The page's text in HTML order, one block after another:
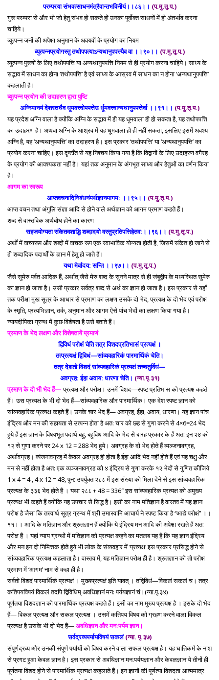
परम्परया संभवत्साधनमंत्रैवान्तभविनीयं।।८६।। (प.मु.तृ.प.)
गुरू परम्परा से और भी जो हेतु संभव हो सकते हों उनका पूर्वोक्त साधनों में ही अंतर्भाव करना
चाहिये।
व्युत्पन्न जनों की अपेक्षा अनुमान के अवयवों के प्रयोग का नियम
व्युत्पन्नप्रयोगस्तु तथोपपत्याऽन्यथानुपपत्त्यैव वा ।।९०।। (प.मु.तृ.प.)
व्युत्पन्न पुरूषों के लिए तथोपपत्ति या अन्यथानुपपत्ति नियम से ही प्रयोग करना चाहिये। साध्य के
सद्भाव में साधन का होना ‘तथोपपत्ति’ है एवं साध्य के आस्रव में साधन का न होना ‘अन्यथानुपपत्ति’
कहलाती है।
व्युत्पन्न प्रयोग की उदाहरण द्वारा पुष्टि
अग्निमानयं देशस्तथैव धूमवत्त्वोपपत्तेउ र्धूमवत्त्वान्यथानुपपत्तेर्वा ।।९१।। (प.मु.तृ.प.)
यह प्रदेश अग्नि वाला है क्योंकि अग्नि के सद्भाव में ही यह धूमवाला ही हो सकता है, यह तथोपपत्ति
का उदाहरण है। अथवा अग्नि के आश्रव में यह धूमवाला हो ही नहीं सकता, इसलिए इसमें अवश्य
अग्नि है, यह ‘अन्यथानुपपत्ति’ का उदाहरण है। इस प्रकार ‘तथोपपत्ति’ या ‘अन्यथानुपपत्ति’ का
प्रयोग करना चाहिए। इस दृष्टाँत से यह निश्चय किया गया है कि विद्वानों के लिए उदाहरण वगैरह
के प्रयोग की आवश्यकता नहीं है। यहां तक अनुमान के अंगभूत साध्य और हेतुओं का वर्णन किया
है।
आगम का स्वरूप
आप्तवचनादिनिबंधनंमर्थज्ञानमागम: ।।९५।। (प.मु.तृ.प.)
आप्त वचन तथा अंगुलि संज्ञा आदि से होने वाले अर्थज्ञान को आगम प्रमाण कहते हैं।
शब्द से वास्तविक अर्थबोध होने का कारण
सहजयोग्यता संकेतवशाद्धि शब्दादयो वस्तुप्रतिपत्तिहेतव:।।९६।। (प.मु.तृ.प.)
अर्थों में वाच्यरूप और शब्दों में वाचक रूप एक स्वाभाविक योग्यता होती है, जिसमें संकेत हो जाने से
ही शब्दादिक पदार्थों के ज्ञान में हेतु हो जाते हैं।
यथा मेर्वादय: सन्ति ।।९७।। (प.मु.तृ.प.)
जैसे सुमेरु पर्वत आदिक हैं, अर्थात् जैसे मेरु शब्द के सुनने मात्र से ही जंबूद्वीप के मध्यस्थित सुमेरु
का ज्ञान हो जाता है। उसी प्रकार सर्वत्र शब्द से अर्थ का ज्ञान हो जाता है। इस प्रकार से यहाँ
तक परीक्षा मुख सूत्र के आधार से प्रमाण का लक्षण उसके दो भेद, प्रत्यक्ष के दो भेद एवं परोक्ष
के स्मृति, प्रत्यभिज्ञान, तर्क, अनुमान और आगम ऐसे पांच भेदों का लक्षण किया गया है।
न्यायदीपिका ग्रन्थ में कुछ विशेषता है उसे बताते हैं।
प्रमाण के भेद लक्षण और विशेषतायें प्रमाणं
द्विविधं परोक्षं चेति तत्र विशदप्रतिभासं प्रत्यक्षं ।
तत्प्रत्यक्षं द्विविधं—सांव्यवहारिकं पारमार्थिकं चेति।
तत्र देशतो विशदं सांव्यवहारिकं प्रत्यक्षं तच्चतुर्विधं—
अवग्रह: ईहा अवाय: धारणा चेति। (न्या.पृ.३१)
प्रमाण के दो भी भेद हैं—प्रत्यक्ष और परोक्ष। उनमें विशद—स्पष्ट प्रतिभास को प्रत्यक्ष कहते
हैं। उस प्रत्यक्ष के भी दो भेद हैं—सांव्यवहारिक और पारमार्थिक। एक देश स्पष्ट ज्ञान को
सांव्यवहारिक प्रत्यक्ष कहते हैं। उनके चार भेद हैं— अवग्रह, ईहा, अवाय, धारणा। यह ज्ञान पांच
इंद्रिय और मन की सहायता से उत्पन्न होता है अत: चार को छह से गुणा करने से 4×6=24 भेद
हुये हैं इस ज्ञान के विषयभूत पदार्थ बहु, बहुविध आदि के भेद से बारह प्रकार के हैं अत: इन २४ को
१२ से गुणा करने पर 24 x 12 = 288 भेद हुये। अवग्रह के दो भेद होते हैं व्यञ्जनावग्रह,
अर्थावग्रह। व्यंजनावग्रह में केवल अवग्रह ही होता है ईहा आदि भेद नहीं होते हैं एवं यह चक्षु और
मन से नहीं होता है अत: एक व्यञ्जनावग्रह को ४ इंद्रिय से गुणा करके १२ भेदों से गुणित कीजिये
1 x 4 = 4 , 4 x 12 = 48, पुन: उपर्युक्त २८८ में इस संख्या को मिला देने से इस सांव्यवहारिक
प्रत्यक्ष के ३३६ भेद होते हैं । यथा २८८ + 48 = 336″ इस सांव्यवहारिक प्रत्यक्ष को अमुख्य
प्रत्यक्ष भी कहते हैं क्योंकि यह उपचार से सिद्ध है। इसी का नाम मतिज्ञान है वास्तव में यह ज्ञान
परोक्ष है जैसा कि तत्त्वार्थ सूत्र ग्रन्थ में श्री उमास्वामि आचार्य ने स्पष्ट किया है ‘‘आद्ये परोक्षं’’ ।।
११।। आदि के मतिज्ञान और श्रुतज्ञान हैं क्योंकि ये इंद्रिय मन आदि की अपेक्षा रखते हैं अत:
परोक्ष हैं । यहां न्याय ग्रन्थों में मतिज्ञान को प्रत्यक्ष कहने का मतलब यह है कि यह ज्ञान इंद्रिय
और मन इन दो निमित्तक होते हुये भी लोक के संव्यवहार में ‘प्रत्यक्ष’ इस प्रकार प्रसिद्ध होने से
सांव्यवहारिक प्रत्यक्ष कहलाता है। वास्तव में, यह मतिज्ञान परोक्ष ही है। श्रुतज्ञान को तो परोक्ष
प्रमाण में ‘आगम’ नाम से कहा ही है।
सर्वतो विशदं पारमार्थिकं प्रत्यक्षं । मुख्यप्रत्यक्षं इति यावत् । तद्विविधं—विकलं सकलं च। तत्र
कतिपयविषयं विकलं तदपि द्विविधिम् अवधिज्ञानं मन: पर्ययज्ञानं चं।(न्या.पृ.३४)
पूर्णतया विशदज्ञान को पारमार्थिक प्रत्यक्ष कहते हैं। इसी का नाम मुख्य प्रत्यक्ष है । इसके दो भेद
हैं— विकल प्रत्यक्ष और सकल प्रत्यक्ष । उसमें कतिपय विषय को ग्रहण करने वाला विकल
प्रत्यक्ष है उसके भी दो भेद हैं—अवधिज्ञान और मन:पर्यय ज्ञान।
सर्वद्रव्यपर्यायविषयं सकलं(न्या. पृ.३७)
संपूर्णद्रव्य और उनकी संपूर्ण पर्यायों को विषय करने वाला सफल प्रत्यक्ष है। यह घातिकर्म के नाश
से प्रगट हुआ केवल ज्ञान है। इस प्रकार से अवधिज्ञान मन:पर्ययज्ञान और केवलज्ञान ये तीनों ही
पूर्णतया विशद होने से पारमार्थिक प्रत्यक्ष कहलाते हैं। इन ज्ञानों की पूर्णत्या विशदता आत्ममात्र